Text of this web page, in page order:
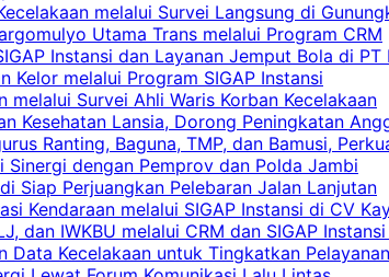
melalui Survei Langsung di
Utama Trans melalui Program CRM
Instansi dan Layanan Jemput Bola di
Kelor melalui Program SIGAP Instansi
melalui Survei Ahli Waris Korban Kecelakaan
Kesehatan Lansia, Dorong Peningkatan
Ranting, Baguna, TMP, dan Bamusi,
Sinergi dengan Pemprov dan Polda Jambi
Siap Perjuangkan Pelebaran Jalan Lanjutan
Kendaraan melalui SIGAP Instansi di CV
dan IWKBU melalui CRM dan SIGAP
Kecelakaan untuk Tingkatkan